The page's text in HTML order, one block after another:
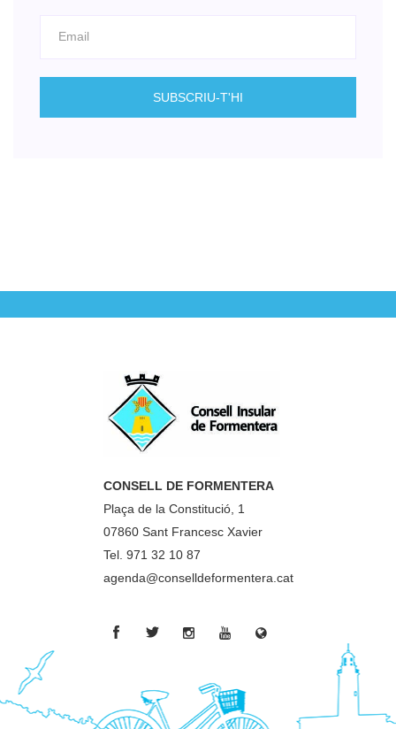
CONSELL DE FORMENTERA
Plaça de la Constitució, 1
07860 Sant Francesc Xavier
Tel. 971 32 10 87
agenda@conselldeformentera.cat